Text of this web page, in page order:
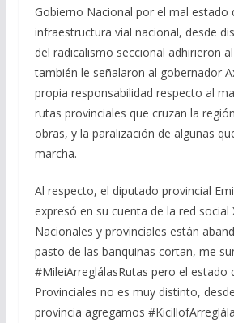
Gobierno Nacional por el mal estado
infraestructura vial nacional, desde
del radicalismo seccional adhirieron
también le señalaron al gobernador
propia responsabilidad respecto al
rutas provinciales que cruzan la
obras, y la paralización de algunas
marcha.
Al respecto, el diputado provincial
expresó en su cuenta de la red social
Nacionales y provinciales están
pasto de las banquinas cortan, me
#MileiArreglálasRutas pero el estado
Provinciales no es muy distinto,
provincia agregamos